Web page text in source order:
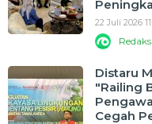
22 Juli 2026
Redaksi
Distaru
"Railing
Cegah